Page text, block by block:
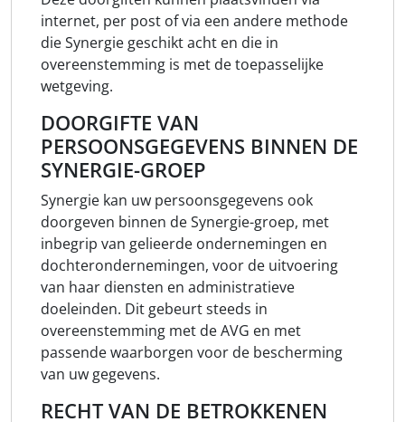
internet, per post of via een andere methode
die Synergie geschikt acht en die in
overeenstemming is met de toepasselijke
wetgeving.
DOORGIFTE VAN
PERSOONSGEGEVENS BINNEN DE
SYNERGIE-GROEP
Synergie kan uw persoonsgegevens ook
doorgeven binnen de Synergie-groep, met
inbegrip van gelieerde ondernemingen en
dochterondernemingen, voor de uitvoering
van haar diensten en administratieve
doeleinden. Dit gebeurt steeds in
overeenstemming met de AVG en met
passende waarborgen voor de bescherming
van uw gegevens.
RECHT VAN DE BETROKKENEN